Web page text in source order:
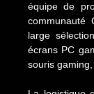
équipe de
communauté
large
écrans PC
souris